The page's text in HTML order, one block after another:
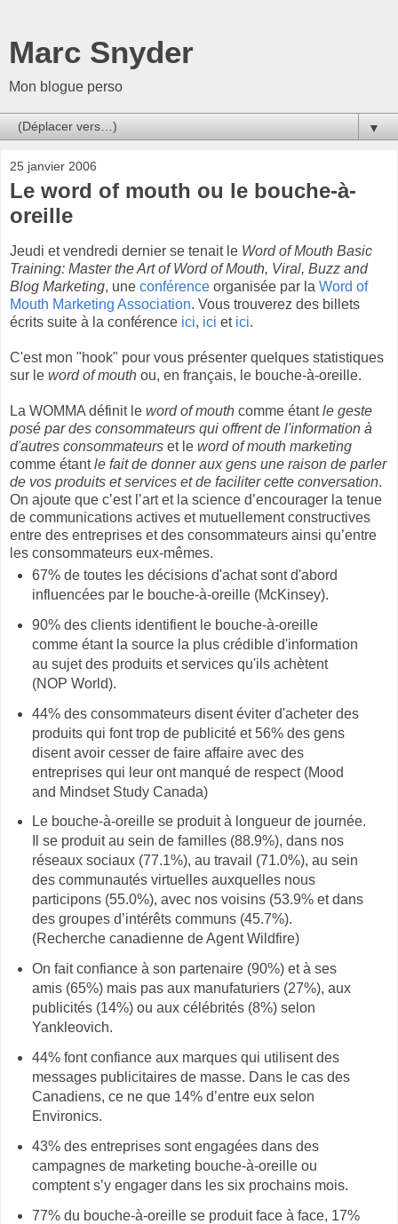
Marc Snyder
Mon blogue perso
▼
25 janvier 2006
Le word of mouth ou le bouche-à-
oreille
Jeudi et vendredi dernier se tenait le Word of Mouth Basic
Training: Master the Art of Word of Mouth, Viral, Buzz and
Blog Marketing, une conférence organisée par la Word of
Mouth Marketing Association. Vous trouverez des billets
écrits suite à la conférence ici, ici et ici.
C'est mon "hook" pour vous présenter quelques statistiques
sur le word of mouth ou, en français, le bouche-à-oreille.
La WOMMA définit le word of mouth comme étantle geste
posé par des consommateurs qui offrent de l'information à
d'autres consommateurs et le word of mouth marketing
comme étantle fait de donner aux gens une raison de parler
de vos produits et services et de faciliter cette conversation.
On ajoute que c’est l’art et la science d’encourager la tenue
de communications actives et mutuellement constructives
entre des entreprises et des consommateurs ainsi qu’entre
les consommateurs eux-mêmes.
67% de toutes les décisions d'achat sont d'abord
influencées par le bouche-à-oreille (McKinsey).
90% des clients identifient le bouche-à-oreille
comme étant la source la plus crédible d'information
au sujet des produits et services qu'ils achètent
(NOP World).
44% des consommateurs disent éviter d'acheter des
produits qui font trop de publicité et 56% des gens
disent avoir cesser de faire affaire avec des
entreprises qui leur ont manqué de respect (Mood
and Mindset Study Canada)
Le bouche-à-oreille se produit à longueur de journée.
Il se produit au sein de familles (88.9%), dans nos
réseaux sociaux (77.1%), au travail (71.0%), au sein
des communautés virtuelles auxquelles nous
participons (55.0%), avec nos voisins (53.9% et dans
des groupes d’intérêts communs (45.7%).
(Recherche canadienne de Agent Wildfire)
On fait confiance à son partenaire (90%) et à ses
amis (65%) mais pas aux manufaturiers (27%), aux
publicités (14%) ou aux célébrités (8%) selon
Yankleovich.
44% font confiance aux marques qui utilisent des
messages publicitaires de masse. Dans le cas des
Canadiens, ce ne que 14% d’entre eux selon
Environics.
43% des entreprises sont engagées dans des
campagnes de marketing bouche-à-oreille ou
comptent s’y engager dans les six prochains mois.
77% du bouche-à-oreille se produit face à face, 17%